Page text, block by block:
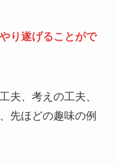
り遂げることがで
夫、考えの工夫、
先ほどの趣味の例